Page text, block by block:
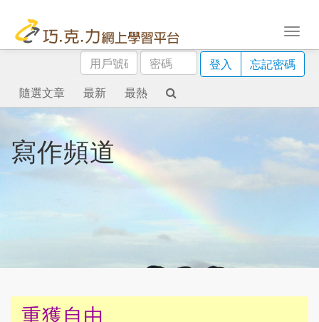
用
戶
號
碼
密
碼
登入
忘記密碼
隨選文章
最新 最熱
寫作頻道
重獲自由